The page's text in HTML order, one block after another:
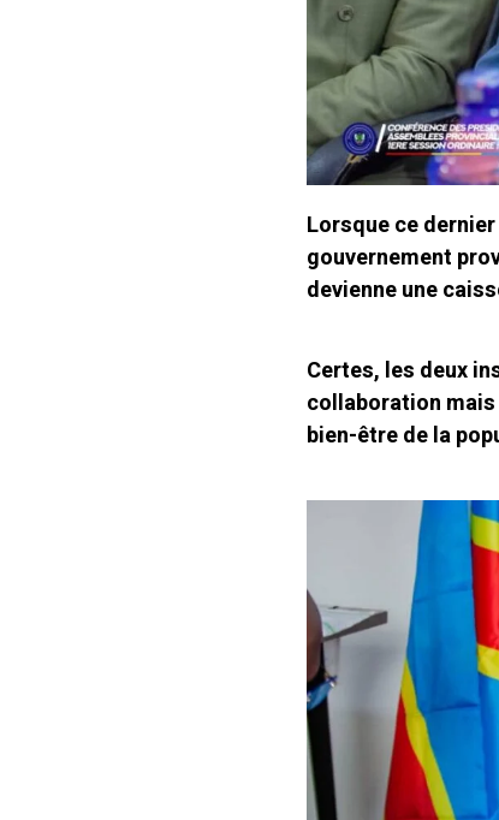
Lorsque ce
gouvernement
devienne une
Certes, les deux
collaboration
bien-être de la